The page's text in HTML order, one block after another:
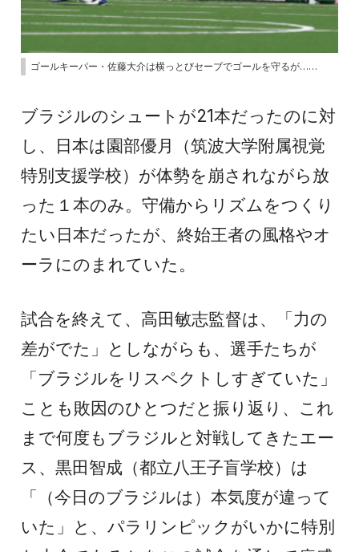
ゴールキーパー・佐藤大介は横っとびセーブでゴールを守るが……
ブラジルのシュートが21本だったのに対
し、日本は園部優月（筑波大学附属視覚
特別支援学校）が体勢を崩されながら放
った１本のみ。守備からリズムをつくり
たい日本だったが、終始王者の風格やオ
ーラにのまれていた。
試合を終えて、高田敏志監督は、「力の
差がでた」としながらも、選手たちが
「ブラジルをリスペクトしすぎていた」
ことも敗因のひとつだと振り返り、これ
まで何度もブラジルと対戦してきたエー
ス、黒田智成（都立八王子盲学校）は
「（今日のブラジルは）本気度が違って
いた」と、パラリンピックがいかに特別